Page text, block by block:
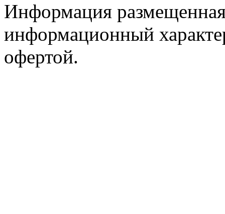
Информация
информационный
офертой.